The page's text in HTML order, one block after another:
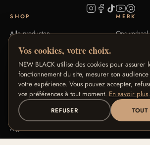
SHOP
Alle producten
Signature Collecties
Tintengids
FAQ
MERK
Ons verhaal
Contact
HULP
Retouren & terugbetaling
Algemene voorwaarden
ONZE
Vos cookies, votre choix.
NEW BLACK utilise des cookies pour assurer
fonctionnement du site, mesurer son
votre expérience. Vous pouvez accepter,
vos préférences à tout moment. En savoir plus.
REFUSER TOUT